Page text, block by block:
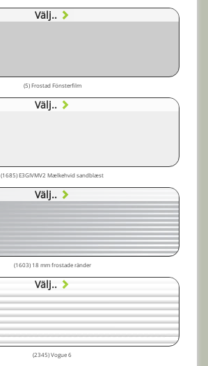
Välj..
(5) Frostad Fönsterfilm
Välj..
(1685) E3GIVMV2 Mælkehvid sandblæst
Välj..
(1603) 18 mm frostade ränder
Välj..
(2345) Vogue 6